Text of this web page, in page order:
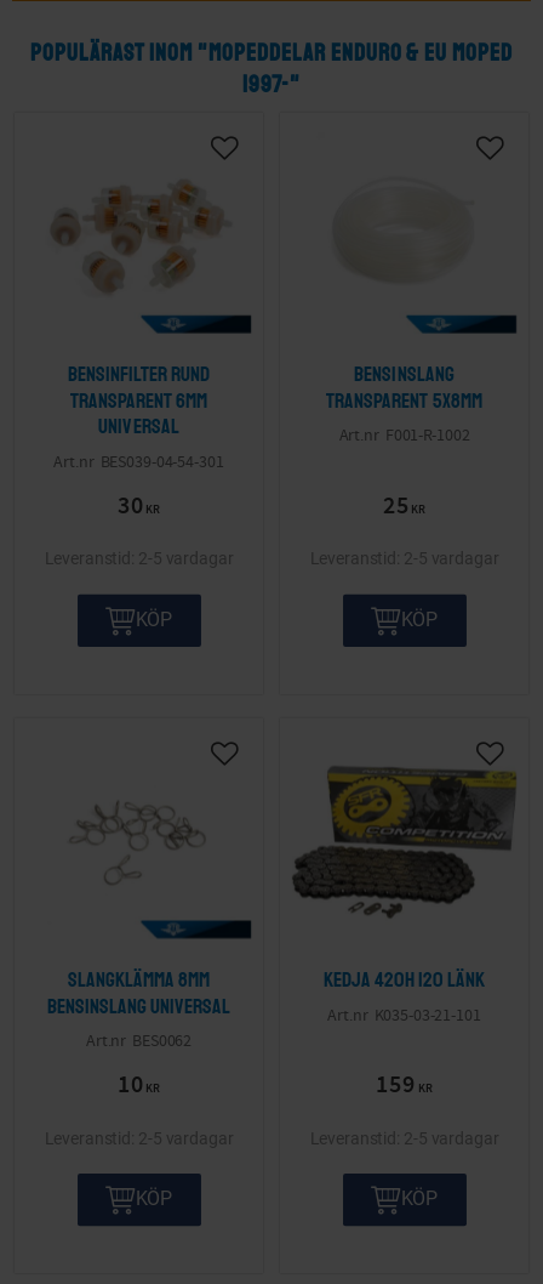
Dealim Ram & Motordelar
Gilera Ram & Motordelar Honda Ram & Motordelar
Hyosung Ram & Motordelar Italjet Ram & Motordelar
Kawasaki Ram & Motordelar
Kymco Ram & Motordelar
Minarelli Ram & Motordelar
Motorhispania Ram & Motordelar
Peugeot Ram & Motordelar
TGB Ram & Motordelar Skyteam Ram & Motordelar
Yamaha Ram & Motordelar
POPULÄRAST INOM "MOPEDDELAR ENDURO & EU MOPED
1997-"
Bensinfilter rund
transparent 6mm
Universal
BES039-04-54-301
30 KR
2-5 vardagar
KÖP
Bensinslang
transparent 5x8mm
F001-R-1002
25 KR
2-5 vardagar
KÖP
Slangklämma 8mm
bensinslang Universal
BES0062
10 KR
2-5 vardagar
KÖP
Kedja 420H 120 länk
K035-03-21-101
159 KR
2-5 vardagar
KÖP